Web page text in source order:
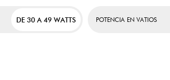
DE 30 A 49 WATTS POTENCIA EN VATIOS